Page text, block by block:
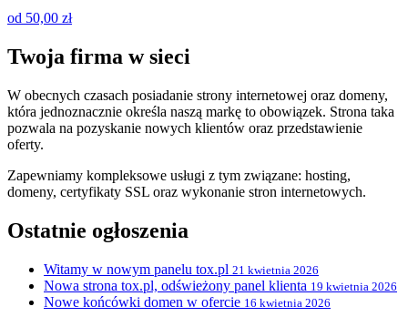
od 50,00 zł
Twoja firma w sieci
W obecnych czasach posiadanie strony internetowej oraz domeny,
która jednoznacznie określa naszą markę to obowiązek. Strona taka
pozwala na pozyskanie nowych klientów oraz przedstawienie
oferty.
Zapewniamy kompleksowe usługi z tym związane: hosting,
domeny, certyfikaty SSL oraz wykonanie stron internetowych.
Ostatnie ogłoszenia
Witamy w nowym panelu tox.pl 21 kwietnia 2026
Nowa strona tox.pl, odświeżony panel klienta 19 kwietnia 2026
Nowe końcówki domen w ofercie 16 kwietnia 2026